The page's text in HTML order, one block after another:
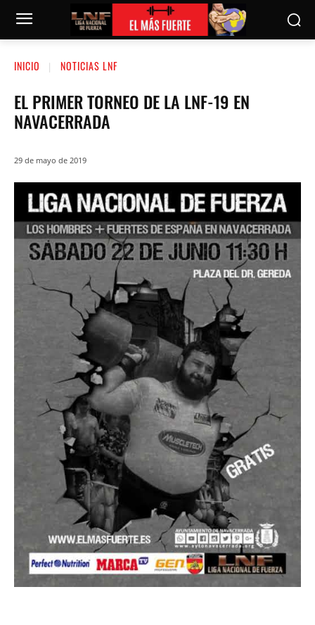
INICIO NOTICIAS LNF
EL PRIMER TORNEO DE LA LNF-19 EN
NAVACERRADA
29 de mayo de 2019